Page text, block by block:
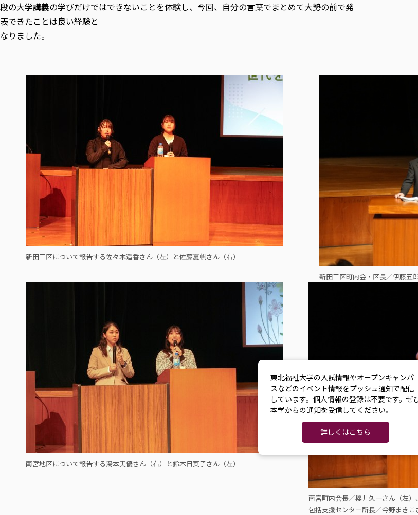
段の大学講義の学びだけではできないことを体験し、今回、自分の言葉でまとめて大勢の前で発
表できたことは良い経験と
なりました。
新田三区について報告する佐々木遥香さん（左）と佐藤夏帆さん（右）
新田三区町内会・区長／伊藤五
南宮地区について報告する湯本実優さん（右）と鈴木日菜子さん（左）
南宮町内会長／櫻井久一さん（左
包括支援センター所長／今野まきこ
東北福祉大学の入試情報やオープンキャンパ
スなどのイベント情報をプッシュ通知で配信
しています。個人情報の登録は不要です。ぜ
本学からの通知を受信してください。
詳しくはこちら